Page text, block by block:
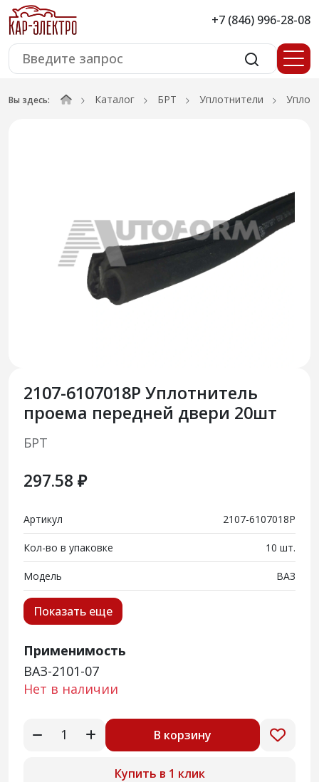
+7 (846) 996-28-08
Вы здесь: Каталог БРТ Уплотнители
2107-6107018Р Уплотнитель
проема передней двери 20шт
БРТ
297.58 ₽
Артикул 2107-6107018Р
Кол-во в упаковке 10 шт.
Модель ВАЗ
Показать еще
Применимость
ВАЗ-2101-07
Нет в наличии
В корзину
Купить в 1 клик